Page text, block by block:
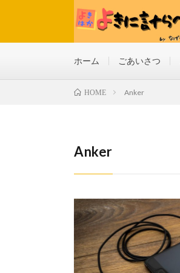
ホーム ごあいさつ
HOME Anker
Anker